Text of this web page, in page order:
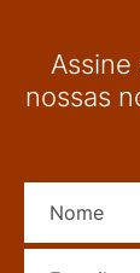
nossas